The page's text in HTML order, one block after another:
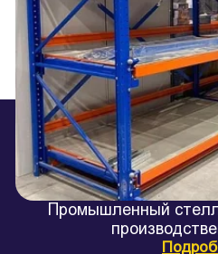
Промышленный